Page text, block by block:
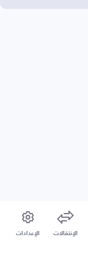
الإنتقالات الإعدادات